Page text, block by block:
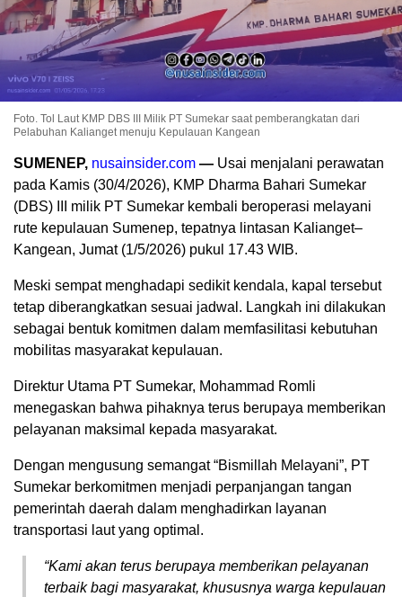
Foto. Tol Laut KMP DBS III Milik PT Sumekar saat pemberangkatan dari
Pelabuhan Kalianget menuju Kepulauan Kangean
SUMENEP, nusainsider.com — Usai menjalani perawatan
pada Kamis (30/4/2026), KMP Dharma Bahari Sumekar
(DBS) III milik PT Sumekar kembali beroperasi melayani
rute kepulauan Sumenep, tepatnya lintasan Kalianget–
Kangean, Jumat (1/5/2026) pukul 17.43 WIB.
Meski sempat menghadapi sedikit kendala, kapal tersebut
tetap diberangkatkan sesuai jadwal. Langkah ini dilakukan
sebagai bentuk komitmen dalam memfasilitasi kebutuhan
mobilitas masyarakat kepulauan.
Direktur Utama PT Sumekar, Mohammad Romli
menegaskan bahwa pihaknya terus berupaya memberikan
pelayanan maksimal kepada masyarakat.
Dengan mengusung semangat “Bismillah Melayani”, PT
Sumekar berkomitmen menjadi perpanjangan tangan
pemerintah daerah dalam menghadirkan layanan
transportasi laut yang optimal.
“Kami akan terus berupaya memberikan pelayanan
terbaik bagi masyarakat, khususnya warga kepulauan